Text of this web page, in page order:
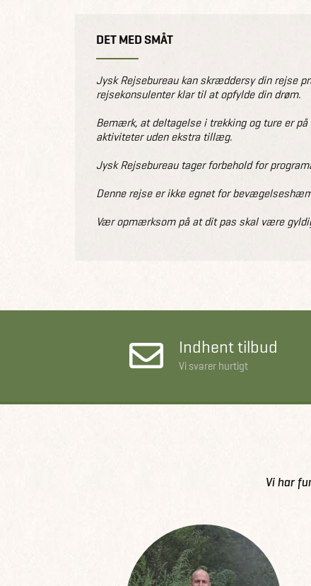
DET MED SMÅT
Jysk Rejsebureau kan skræddersy din rejse
rejsekonsulenter klar til at opfylde din drøm.
Bemærk, at deltagelse i trekking og ture er
aktiviteter uden ekstra tillæg.
Jysk Rejsebureau tager forbehold for
Denne rejse er ikke egnet for
Vær opmærksom på at dit pas skal være
Indhent tilbud
Vi svarer hurtigt
Vi har